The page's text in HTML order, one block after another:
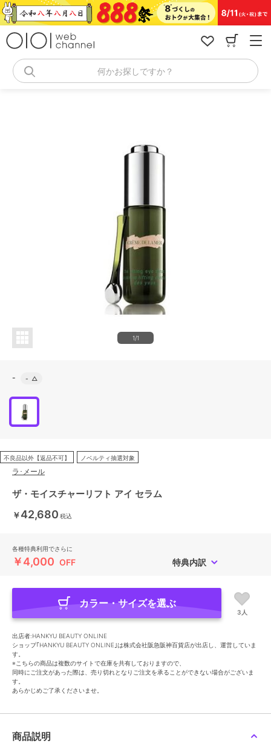
コ
ン
何かお探しですか？
1/1
- - △
不良品以外【返品不可】 ノベルティ抽選対象
ラ･メール
ザ・モイスチャーリフト アイ セラム
￥42,680 税込
各種特典利用でさらに
￥4,000 OFF 特典内訳
カラー・サイズを選ぶ
3人
出店者:HANKYU BEAUTY ONLINE
ショップ｢HANKYU BEAUTY ONLINE｣は株式会社阪急阪神百貨店が出店し、運営していま
す。
※こちらの商品は複数のサイトで在庫を共有しておりますので、
同時にご注文があった際は、売り切れとなりご注文を承ることができない場合がございま
す。
あらかじめご了承くださいませ。
商品説明